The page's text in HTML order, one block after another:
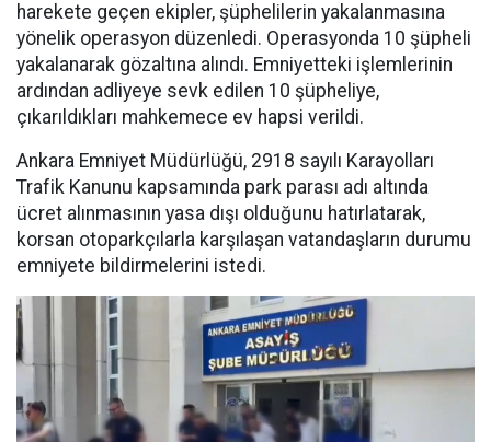
harekete geçen ekipler, şüphelilerin yakalanmasına
yönelik operasyon düzenledi. Operasyonda 10 şüpheli
yakalanarak gözaltına alındı. Emniyetteki işlemlerinin
ardından adliyeye sevk edilen 10 şüpheliye,
çıkarıldıkları mahkemece ev hapsi verildi.
Ankara Emniyet Müdürlüğü, 2918 sayılı Karayolları
Trafik Kanunu kapsamında park parası adı altında
ücret alınmasının yasa dışı olduğunu hatırlatarak,
korsan otoparkçılarla karşılaşan vatandaşların durumu
emniyete bildirmelerini istedi.